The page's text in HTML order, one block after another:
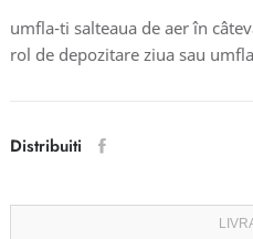
umfla-ti salteaua de aer în
rol de depozitare ziua sau
Distribuiti